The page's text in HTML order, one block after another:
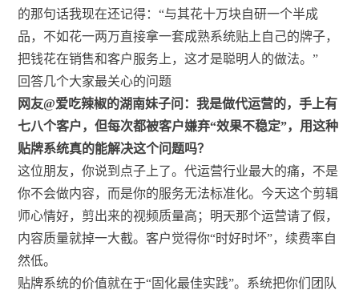
的那句话我现在还记得：“与其花十万块自研一个半成
品，不如花一两万直接拿一套成熟系统贴上自己的牌子，
把钱花在销售和客户服务上，这才是聪明人的做法。”
回答几个大家最关心的问题
网友@爱吃辣椒的湖南妹子问：我是做代运营的，手上有
七八个客户，但每次都被客户嫌弃“效果不稳定”，用这种
贴牌系统真的能解决这个问题吗？
这位朋友，你说到点子上了。代运营行业最大的痛，不是
你不会做内容，而是你的服务无法标准化。今天这个剪辑
师心情好，剪出来的视频质量高；明天那个运营请了假，
内容质量就掉一大截。客户觉得你“时好时坏”，续费率自
然低。
贴牌系统的价值就在于“固化最佳实践”。系统把你们团队